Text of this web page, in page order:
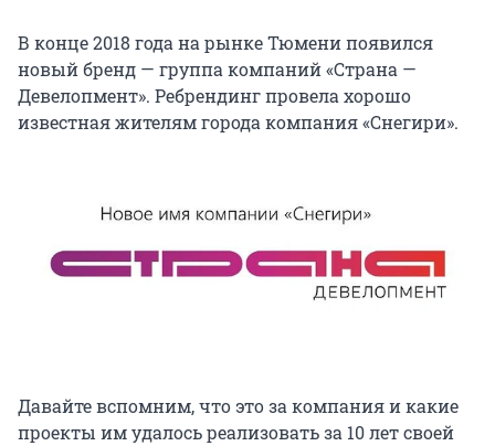
В конце 2018 года на рынке Тюмени появился
новый бренд — группа компаний «Страна —
Девелопмент». Ребрендинг провела хорошо
известная жителям города компания «Снегири».
Давайте вспомним, что это за компания и какие
проекты им удалось реализовать за 10 лет своей